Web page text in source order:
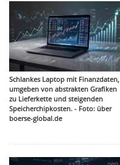
Schlankes Laptop mit Finanzdaten,
umgeben von abstrakten Grafiken
zu Lieferkette und steigenden
Speicherchipkosten. - Foto: über
boerse-global.de